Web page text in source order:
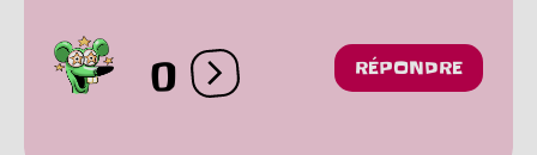
0 Ouvrir les réactions
RÉPONDRE